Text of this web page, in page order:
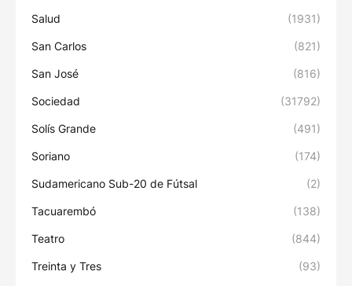
Salud (1931)
San Carlos (821)
San José (816)
Sociedad (31792)
Solís Grande (491)
Soriano (174)
Sudamericano Sub-20 de Fútsal (2)
Tacuarembó (138)
Teatro (844)
Treinta y Tres (93)